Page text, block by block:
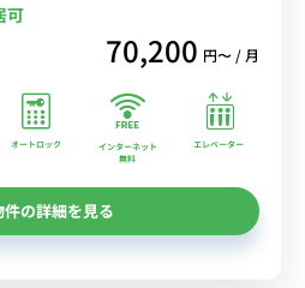
可
70,200 円〜 / 月
オートロック
インターネット
無料
エレベーター
件の詳細を見る